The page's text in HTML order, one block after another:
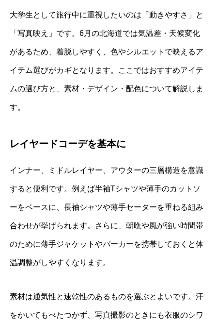
大学生として旅行中に重視したいのは「動きやすさ」と
「写真映え」です。6月の北海道では気温差・天候変化
があるため、着脱しやすく、色やシルエットで映えるア
イテム選びがカギとなります。ここではおすすめアイテ
ムの選び方と、素材・デザイン・配色について解説しま
す。
レイヤードコーデを基本に
インナー、ミドルレイヤー、アウターの三層構造を意識
すると便利です。例えば半袖Tシャツや薄手のカットソ
ーをベースに、長袖シャツや薄手セーターを重ねる組み
合わせが挙げられます。さらに、朝晩や風が強い時間帯
のために薄手ジャケットやパーカーを携帯しておくと体
温調整がしやすくなります。
素材は通気性と速乾性のあるものを選ぶとよいです。汗
をかいてもべたつかず、写真撮影のときにも衣服のシワ